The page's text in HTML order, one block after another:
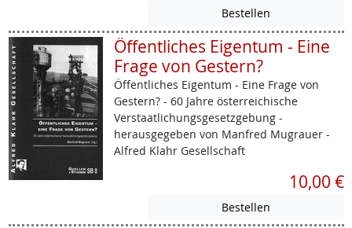
Öffentliches Eigentum - Eine
Frage von Gestern?
Öffentliches Eigentum - Eine Frage von
Gestern? - 60 Jahre österreichische
Verstaatlichungsgesetzgebung -
herausgegeben von Manfred Mugrauer -
Alfred Klahr Gesellschaft
10,00 €